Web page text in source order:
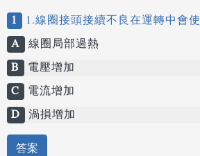
1
1.線圈接頭接續不良在運轉中會使
A 線圈局部過熱
B
電壓增加
C 電流增加
D 渦損增加
答案